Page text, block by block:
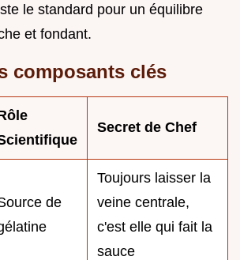
le standard pour un équilibre
et fondant.
composants clés
Secret de Chef
de
Toujours laisser la
veine centrale,
c'est elle qui fait la
sauce